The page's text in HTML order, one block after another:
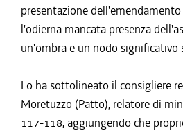
presentazione
l'odierna mancata presenza
un'ombra e un nodo
Lo ha sottolineato il consigliere
Moretuzzo (Patto), relatore di
117-118, aggiungendo che